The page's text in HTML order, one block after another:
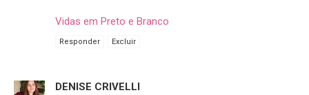
Vidas em Preto e Branco
Responder Excluir
DENISE CRIVELLI